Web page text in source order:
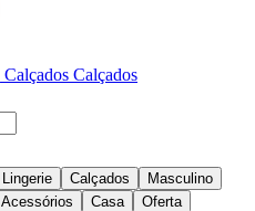
Calçados Calçados
Lingerie Calçados
Masculino
Acessórios Casa Oferta